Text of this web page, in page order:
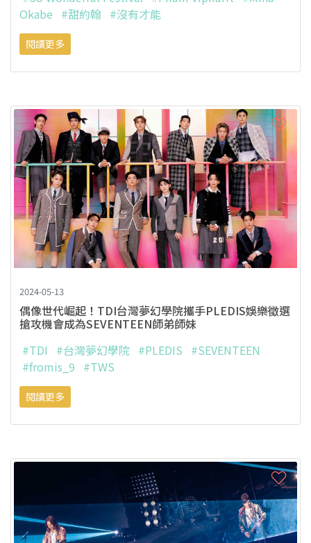
Okabe #甜約翰 #沒有才能
閱讀更多
2024-05-13
偶像世代崛起！TDI台灣夢幻學院攜手PLEDIS娛樂徵選
搶攻機會成為SEVENTEEN師弟師妹
#TDI
#台灣夢幻學院 #PLEDIS #SEVENTEEN
#fromis_9 #TWS
閱讀更多